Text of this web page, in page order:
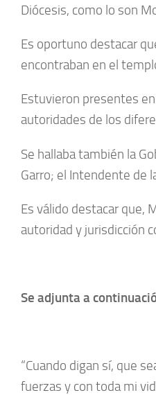
Diócesis, como lo son
Es oportuno destacar
encontraban en el
Estuvieron presentes
autoridades de los
Se hallaba también la
Garro; el Intendente de
Es válido destacar que,
autoridad y jurisdicción
Se adjunta a
“Cuando digan sí, que
fuerzas y con toda mi